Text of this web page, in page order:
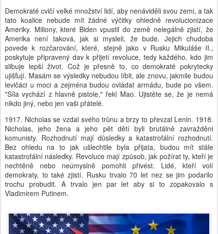
Demokraté cvičí velké množství lidí, aby nenáviděli svou zemi, a tak
tato koalice nebude mít žádné výčitky ohledně revolucionizace
Ameriky. Miliony, které Biden vpustil do země nelegálně zjistí, že
Amerika není taková, jak si mysleli, že bude. Jejich chudoba
povede k rozčarování, které, stejně jako v Rusku Mikuláše II.,
poskytuje připravený dav k přijetí revoluce, tedy každého, kdo jim
slibuje lepší život. Což je přesně to, co demokraté pokrytecky
ujišťují. Masám se výsledky nebudou líbit, ale znovu, jakmile budou
levičáci u moci a zejména budou ovládat armádu, bude po všem.
"Síla vychází z hlavně pistole," řekl Mao. Ujistěte se, že je nemá
nikdo jiný, nebo jen vaši přátelé.
1917. Nicholas se vzdal svého trůnu a brzy to převzal Lenin. 1918.
Nicholas, jeho žena a jeho pět dětí byli brutálně zavražděni
komunisty. Rozhodnutí mají důsledky a katastrofální rozhodnutí.
Bez ohledu na to jak ušlechtile byla přijata, budou mít stále
katastrofální následky. Revoluce mají způsob, jak požírat ty, kteří je
nechtěně nebo neúmyslně pomohli přivést. Lidé, kteří volí
demokraty, to také zjistí. Rusku trvalo 70 let nez se jim podarilo
trochu probudit. A trvalo jen par let aby si to zopakovalo s
Vladimirem Putinem.